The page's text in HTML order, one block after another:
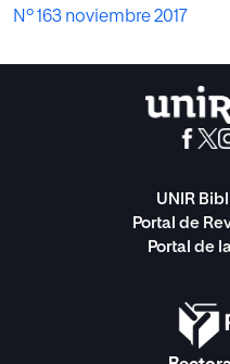
Nº 163 noviembre 2017
UNIR
Portal de
Portal de